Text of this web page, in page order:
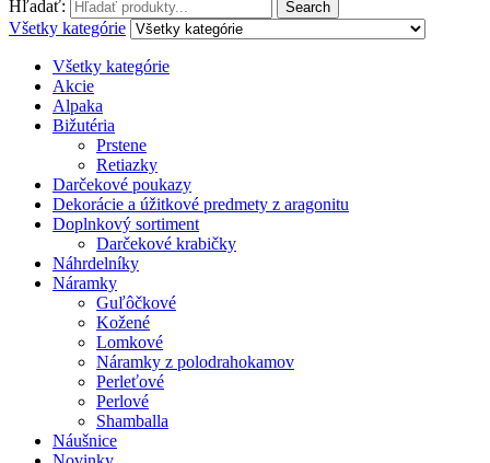
Hľadať: Search
Všetky kategórie
Všetky kategórie
Akcie
Alpaka
Bižutéria
Prstene
Retiazky
Darčekové poukazy
Dekorácie a úžitkové predmety z aragonitu
Doplnkový sortiment
Darčekové krabičky
Náhrdelníky
Náramky
Guľôčkové
Kožené
Lomkové
Náramky z polodrahokamov
Perleťové
Perlové
Shamballa
Náušnice